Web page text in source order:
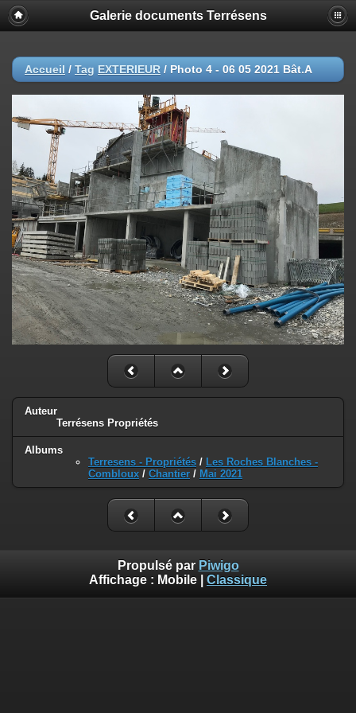
Galerie documents Terrésens
Accueil / Tag EXTERIEUR / Photo 4 - 06 05 2021 Bât.A
Auteur
Terrésens Propriétés
Albums
Terresens - Propriétés / Les Roches Blanches -
Combloux / Chantier / Mai 2021
Propulsé par Piwigo
Affichage : Mobile Classique